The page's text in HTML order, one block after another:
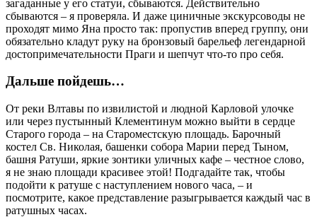
загаданные у его статуи, сбываются. Действительно
сбываются – я проверяла. И даже циничные экскурсоводы не
проходят мимо Яна просто так: пропустив вперед группу, они
обязательно кладут руку на бронзовый барельеф легендарной
достопримечательности Праги и шепчут что-то про себя.
Дальше пойдешь…
От реки Влтавы по извилистой и людной Карловой улочке
или через пустынный Клементинум можно выйти в сердце
Старого города – на Староместскую площадь. Барочный
костел Св. Николая, башенки собора Марии перед Тыном,
башня Ратуши, яркие зонтики уличных кафе – честное слово,
я не знаю площади красивее этой! Подгадайте так, чтобы
подойти к ратуше с наступлением нового часа, – и
посмотрите, какое представление разыгрывается каждый час в
ратушных часах.